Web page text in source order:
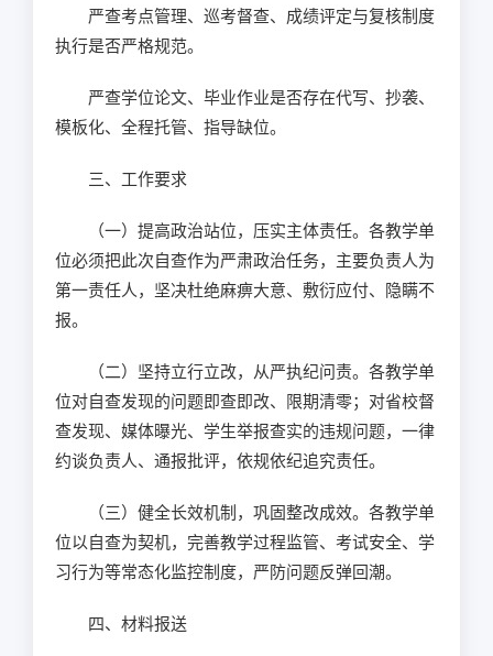
严查考点管理、巡考督查、成绩评定与复核制度
执行是否严格规范。
严查学位论文、毕业作业是否存在代写、抄袭、
模板化、全程托管、指导缺位。
三、工作要求
（一）提高政治站位，压实主体责任。各教学单
位必须把此次自查作为严肃政治任务，主要负责人为
第一责任人，坚决杜绝麻痹大意、敷衍应付、隐瞒不
报。
（二）坚持立行立改，从严执纪问责。各教学单
位对自查发现的问题即查即改、限期清零；对省校督
查发现、媒体曝光、学生举报查实的违规问题，一律
约谈负责人、通报批评，依规依纪追究责任。
（三）健全长效机制，巩固整改成效。各教学单
位以自查为契机，完善教学过程监管、考试安全、学
习行为等常态化监控制度，严防问题反弹回潮。
四、材料报送